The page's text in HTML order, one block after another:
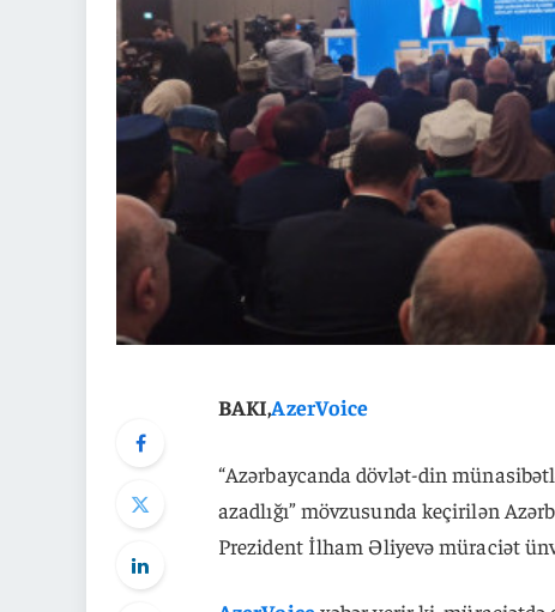
BAKI,AzerVoice
“Azərbaycanda dövlət-din
azadlığı” mövzusunda keçirilən
Prezident İlham Əliyevə müraciət